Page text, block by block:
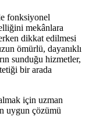
fonksiyonel
mekânlara
dikkat edilmesi
ömürlü, dayanıklı
sunduğu hizmetler,
bir arada
için uzman
uygun çözümü